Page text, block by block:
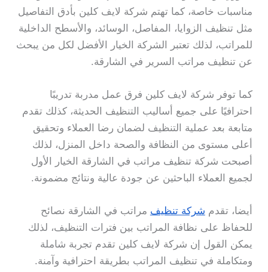
مناسبات خاصة، كما تهتم شركة لايف كلين بأدق التفاصيل
مثل تنظيف الزوايا، المفاصل، الوسائد، والأسطح الداخلية
للمراتب، لذلك تعتبر الشركة الخيار الأفضل لكل من يبحث
عن تنظيف مراتب السرير في الشارقة.
كما توفر شركة لايف كلين فرق عمل مدربة تدريبًا
احترافيًا على جميع أساليب التنظيف الحديثة، كذلك تقدم
متابعة بعد عملية التنظيف لضمان رضا العملاء وتحقيق
أعلى مستوى من النظافة والصحة داخل المنزل، لذلك
أصبحت شركة تنظيف مراتب في الشارقة الخيار الأول
لجميع العملاء الباحثين عن جودة عالية ونتائج مضمونة.
أيضا، تقدم شركة تنظيف مراتب في الشارقة نصائح
للحفاظ على نظافة المراتب بين فترات التنظيف، لذلك
يمكن القول إن شركة لايف كلين تقدم تجربة شاملة
ومتكاملة في تنظيف المراتب بطريقة احترافية وآمنة.